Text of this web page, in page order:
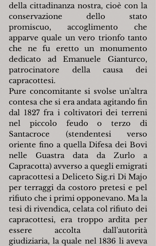
della cittadinanza nostra, cioè con la
conservazione dello stato
promiscuo, accoglimento che
apparve quale un vero trionfo tanto
che ne fu eretto un monumento
dedicato ad Emanuele Gianturco,
patrocinatore della causa dei
capracottesi.
Pure concomitante si svolse un'altra
contesa che si era andata agitando fin
dal 1827 fra i coltivatori dei terreni
nel piccolo feudo o terzo di
Santacroce (stendentesi verso
oriente fino a quella Difesa dei Bovi
nelle Guastra data da Zurlo a
Capracotta) avverso a quegli emigrati
capracottesi a Deliceto Sig.ri Di Majo
per terraggi da costoro pretesi e pel
rifiuto che i primi opponevano. Ma la
tesi di rivendica, celata col rifiuto dei
capracottesi, era troppo ardita per
essere accolta dall'autorità
giudiziaria, la quale nel 1836 li aveva